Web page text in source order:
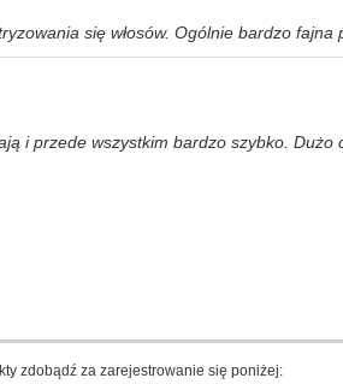
się włosów. Ogólnie bardzo fajna
i przede wszystkim bardzo szybko.
zdobądź za zarejestrowanie się poniżej: